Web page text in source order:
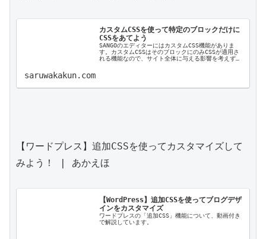
カスタムCSSを使って特定のブロックだけに
CSSをあてよう
SANGOのエディターにはカスタムCSS機能がありま
す。カスタムCSSはそのブロックにのみCSSが適用さ
れる機能なので、サイト全体に与える影響を考えずに
saruwakakun.com
【ワードプレス】追加CSSを使ってカスタマイズして
みよう！ | あかえほ
【WordPress】追加CSSを使ってブログデザ
インをカスタマイズ
ワードプレスの「追加CSS」機能について、動画付き
で解説しています。